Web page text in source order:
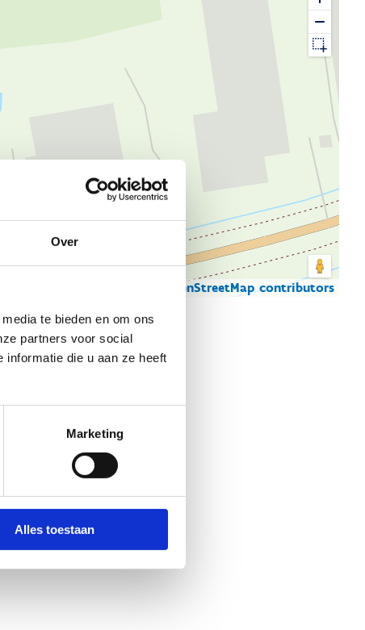
Over
te bieden en om ons
partners voor social
informatie die u aan ze heeft
Marketing
Alles toestaan
© OpenStreetMap contributors